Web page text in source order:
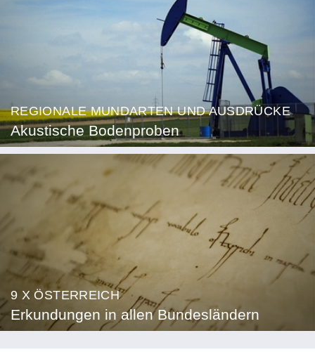
REGIONALE MUNDARTEN UND AUSDRÜCKE
Akustische Bodenproben
9 X ÖSTERREICH
Erkundungen in allen Bundesländern